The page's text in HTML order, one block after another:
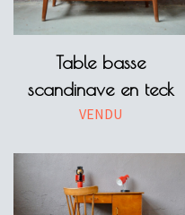
Table basse
scandinave en teck
VENDU